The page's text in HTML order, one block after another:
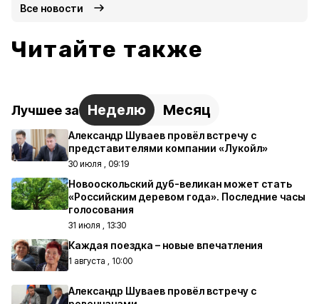
Все новости
Читайте также
Лучшее за Неделю Месяц
Александр Шуваев провёл встречу с
представителями компании «Лукойл»
30 июля , 09:19
Новооскольский дуб-великан может стать
«Российским деревом года». Последние часы
голосования
31 июля , 13:30
Каждая поездка – новые впечатления
1 августа , 10:00
Александр Шуваев провёл встречу с